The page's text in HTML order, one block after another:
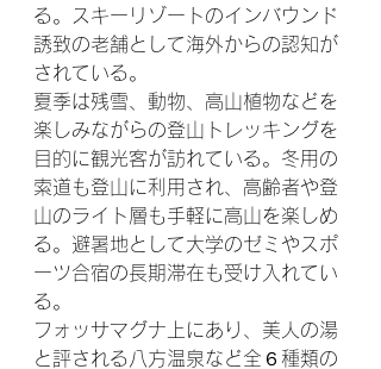
る。スキーリゾートのインバウンド
誘致の老舗として海外からの認知が
されている。
夏季は残雪、動物、高山植物などを
楽しみながらの登山トレッキングを
目的に観光客が訪れている。冬用の
索道も登山に利用され、高齢者や登
山のライト層も手軽に高山を楽しめ
る。避暑地として大学のゼミやスポ
ーツ合宿の長期滞在も受け入れてい
る。
フォッサマグナ上にあり、美人の湯
と評される八方温泉など全６種類の